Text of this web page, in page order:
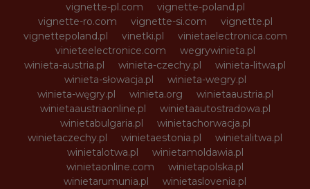
vignette-pl.com
vignette-poland.pl
vignette-ro.com
vignette-si.com
vignette.pl
vignettepoland.pl
vinetki.pl
vinietaelectronica.com
vinieteelectronice.com
wegrywinieta.pl
winieta-austria.pl
winieta-czechy.pl
winieta-litwa.pl
winieta-słowacja.pl
winieta-wegry.pl
winieta-węgry.pl
winieta.org
winietaaustria.pl
winietaaustriaonline.pl
winietaautostradowa.pl
winietabulgaria.pl
winietachorwacja.pl
winietaczechy.pl
winietaestonia.pl
winietalitwa.pl
winietalotwa.pl
winietamoldawia.pl
winietaonline.com
winietapolska.pl
winietarumunia.pl
winietaslovenia.pl